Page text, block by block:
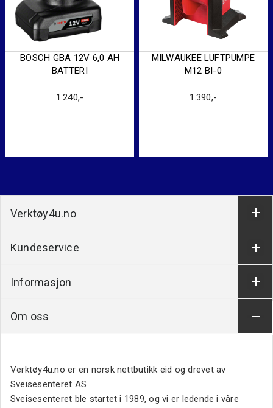
BOSCH GBA 12V 6,0 AH
BATTERI
1.240,-
MILWAUKEE LUFTPUMPE
M12 BI-0
1.390,-
Verktøy4u.no
Kundeservice
Informasjon
Om oss
Verktøy4u.no er en norsk nettbutikk eid og drevet av
Sveisesenteret AS
Sveisesenteret ble startet i 1989, og vi er ledende i våre